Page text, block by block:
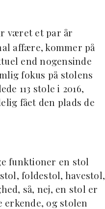
været et par år
affære, kommer på
end nogensinde
fokus på stolens
113 stole i 2016,
fået den plads de
funktioner en stol
foldestol, havestol,
så, nej, en stol er
erkende, og stolen